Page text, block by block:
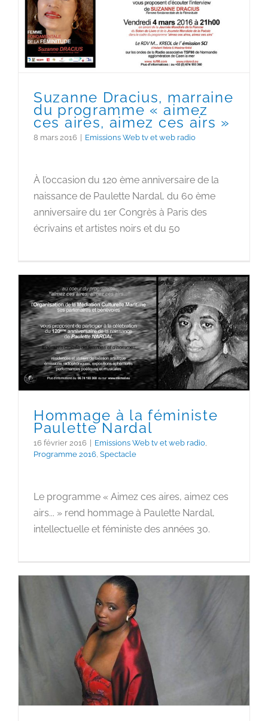
Suzanne Dracius, marraine
du programme « aimez ces
aires, aimez ces airs »
Suzanne Dracius, marraine
du programme « aimez
ces aires, aimez ces airs »
8 mars 2016 Emissions Web tv et web radio
À l’occasion du 120 ème anniversaire de la
naissance de Paulette Nardal, du 60 ème
anniversaire du 1er Congrès à Paris des
écrivains et artistes noirs et du 50
Hommage à la féministe
Paulette Nardal
Hommage à la féministe
Paulette Nardal
16 février 2016 Emissions Web tv et web radio,
Programme 2016, Spectacle
Le programme « Aimez ces aires, aimez ces
airs... » rend hommage à Paulette Nardal,
intellectuelle et féministe des années 30.
Barbara Hendricks en
concert le 16 octobre à Caen
[Soutien au programme
« aimez ces air.e.s… »]